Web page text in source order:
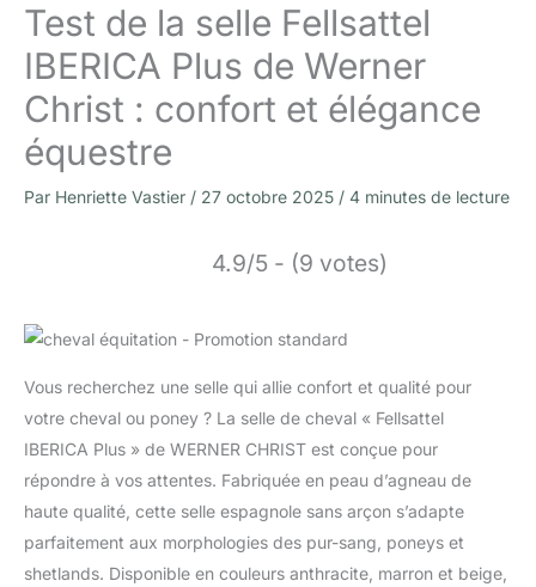
Test de la selle Fellsattel
IBERICA Plus de Werner
Christ : confort et élégance
équestre
Par Henriette Vastier / 27 octobre 2025 / 4 minutes de lecture
4.9/5 - (9 votes)
Vous recherchez une selle qui allie confort et qualité pour
votre cheval ou poney ? La selle de cheval « Fellsattel
IBERICA Plus » de WERNER CHRIST est conçue pour
répondre à vos attentes. Fabriquée en peau d’agneau de
haute qualité, cette selle espagnole sans arçon s’adapte
parfaitement aux morphologies des pur-sang, poneys et
shetlands. Disponible en couleurs anthracite, marron et beige,